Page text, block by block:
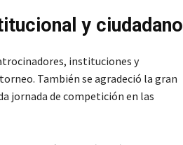
y ciudadano
instituciones y
También se agradeció la gran
jornada de competición en las